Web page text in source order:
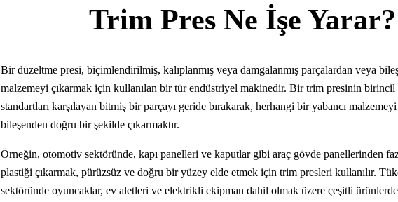
Trim Pres Ne İşe Yarar?
Bir düzeltme presi, biçimlendirilmiş, kalıplanmış veya damgalanmış parçalardan veya
malzemeyi çıkarmak için kullanılan bir tür endüstriyel makinedir. Bir trim presinin
standartları karşılayan bitmiş bir parçayı geride bırakarak, herhangi bir yabancı
bileşenden doğru bir şekilde çıkarmaktır.
Örneğin, otomotiv sektöründe, kapı panelleri ve kaputlar gibi araç gövde panellerinden
plastiği çıkarmak, pürüzsüz ve doğru bir yüzey elde etmek için trim presleri kullanılır.
sektöründe oyuncaklar, ev aletleri ve elektrikli ekipman dahil olmak üzere çeşitli